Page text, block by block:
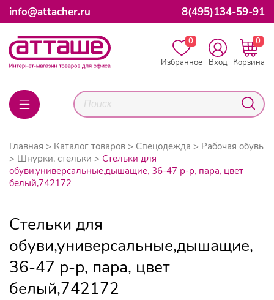
info@attacher.ru 8(495)134-59-91
0
Избранное
Вход
0
Корзина
Главная Каталог товаров Спецодежда
Рабочая обувь
Шнурки, стельки
Стельки для
обуви,универсальные,дышащие, 36-47 р-р, пара, цвет
белый,742172
Стельки для
обуви,универсальные,дышащие,
36-47 р-р, пара, цвет
белый,742172